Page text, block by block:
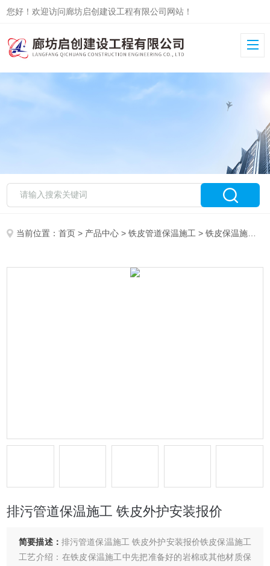
您好！欢迎访问廊坊启创建设工程有限公司网站！
当前位置：首页 > 产品中心 >铁皮管道保温施工 >铁皮保温施工队
排污管道保温施工 铁皮外护安装报价
简要描述： 排污管道保温施工 铁皮外护安装报价铁皮保温施工
工艺介绍：在铁皮保温施工中先把准备好的岩棉或其他材质保